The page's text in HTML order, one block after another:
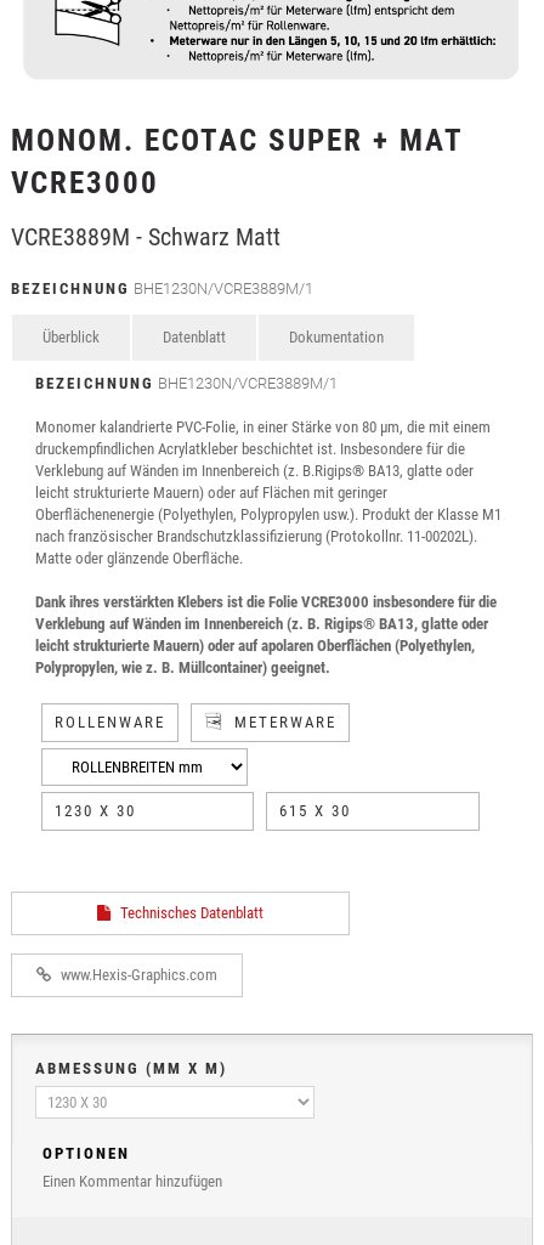
MONOM. ECOTAC SUPER + MAT
VCRE3000
VCRE3889M - Schwarz Matt
BEZEICHNUNG BHE1230N/VCRE3889M/1
Überblick Datenblatt Dokumentation
BEZEICHNUNG BHE1230N/VCRE3889M/1
Monomer kalandrierte PVC-Folie, in einer Stärke von 80 µm, die mit einem
druckempfindlichen Acrylatkleber beschichtet ist. Insbesondere für die
Verklebung auf Wänden im Innenbereich (z. B.Rigips® BA13, glatte oder
leicht strukturierte Mauern) oder auf Flächen mit geringer
Oberflächenenergie (Polyethylen, Polypropylen usw.). Produkt der Klasse M1
nach französischer Brandschutzklassifizierung (Protokollnr. 11-00202L).
Matte oder glänzende Oberfläche.
Dank ihres verstärkten Klebers ist die Folie VCRE3000 insbesondere für die
Verklebung auf Wänden im Innenbereich (z. B. Rigips® BA13, glatte oder
leicht strukturierte Mauern) oder auf apolaren Oberflächen (Polyethylen,
Polypropylen, wie z. B. Müllcontainer) geeignet.
ROLLENWARE METERWARE
1230 X 30 615 X 30
Technisches Datenblatt
www.Hexis-Graphics.com
ABMESSUNG (MM X M)
OPTIONEN
Einen Kommentar hinzufügen